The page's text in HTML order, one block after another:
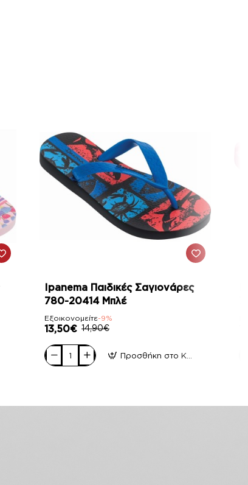
-9%
Ipanema Παιδικές Σαγιονάρες
780-20414 Μπλέ
Εξοικονομείτε-9%
13,50€ 14,90€
Ipanema
Παιδικές
Μπλέ
Προσθήκη στο Καλάθι